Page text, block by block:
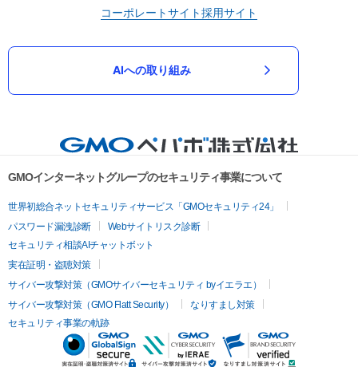
コーポレートサイト採用サイト
AIへの取り組み
GMOインターネットグループのセキュリティ事業について
世界初総合ネットセキュリティサービス「GMOセキュリティ24」
パスワード漏洩診断
Webサイトリスク診断
セキュリティ相談AIチャットボット
実在証明・盗聴対策
サイバー攻撃対策（GMOサイバーセキュリティ byイエラエ）
サイバー攻撃対策（GMO Flatt Security）
なりすまし対策
セキュリティ事業の軌跡